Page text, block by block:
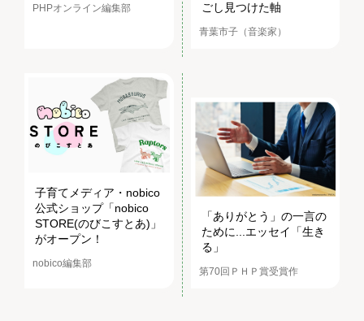
PHPオンライン編集部
ごし見つけた軸
青葉市子（音楽家）
子育てメディア・nobico
公式ショップ「nobico
STORE(のびこすとあ)」
がオープン！
nobico編集部
「ありがとう」の一言の
ために...エッセイ「生き
る」
第70回ＰＨＰ賞受賞作